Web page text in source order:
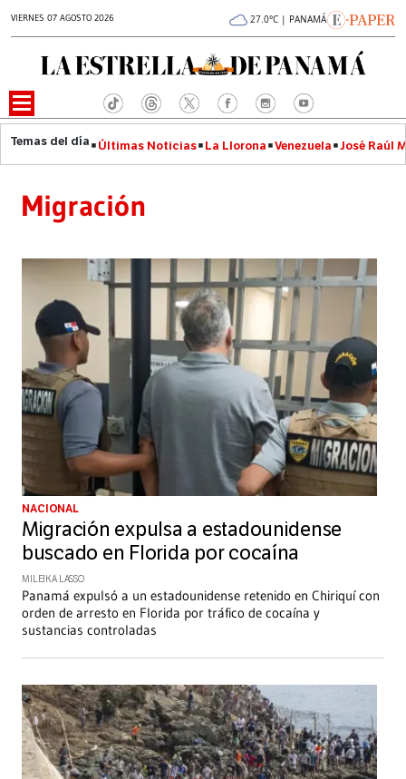
VIERNES 07 AGOSTO 2026 27.0°C | PANAMÁ
Últimas Noticias La Llorona Venezuela José Raúl
Migración
NACIONAL
Migración expulsa a estadounidense
buscado en Florida por cocaína
MILEIKA LASSO
Panamá expulsó a un estadounidense retenido en Chiriquí con
orden de arresto en Florida por tráfico de cocaína y
sustancias controladas